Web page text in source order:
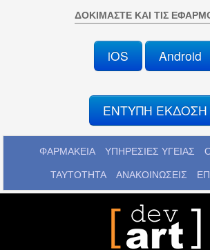
ΔΟΚΙΜΆΣΤΕ ΚΑΙ ΤΙΣ
iOS Android
ΕΝΤΥΠΗ ΕΚΔΟΣΗ
ΦΑΡΜΑΚΕΙΑ ΥΠΗΡΕΣΙΕΣ ΥΓΕΙΑΣ
ΤΑΥΤΟΤΗΤΑ ΑΝΑΚΟΙΝΩΣΕΙΣ